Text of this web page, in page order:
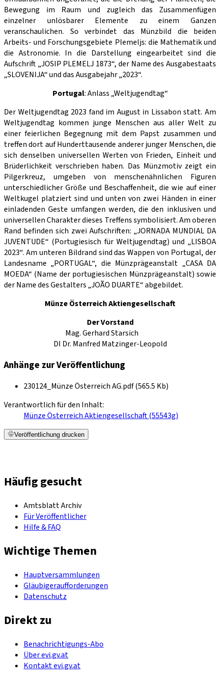
Bewegung im Raum und zugleich das Zusammenfügen
einzelner unlösbarer Elemente zu einem Ganzen
veranschaulichen. So verbindet das Münzbild die beiden
Arbeits- und Forschungsgebiete Plemeljs: die Mathematik und
die Astronomie. In die Darstellung eingearbeitet sind die
Aufschrift „JOSIP PLEMELJ 1873“, der Name des Ausgabestaats
„SLOVENIJA“ und das Ausgabejahr „2023“.
Portugal: Anlass „Weltjugendtag“
Der Weltjugendtag 2023 fand im August in Lissabon statt. Am
Weltjugendtag kommen junge Menschen aus aller Welt zu
einer feierlichen Begegnung mit dem Papst zusammen und
treffen dort auf Hunderttausende anderer junger Menschen, die
sich denselben universellen Werten von Frieden, Einheit und
Brüderlichkeit verschrieben haben. Das Münzmotiv zeigt ein
Pilgerkreuz, umgeben von menschenähnlichen Figuren
unterschiedlicher Größe und Beschaffenheit, die wie auf einer
Weltkugel platziert sind und unten von zwei Händen in einer
einladenden Geste umfangen werden, die den inklusiven und
universellen Charakter dieses Treffens symbolisiert. Am oberen
Rand befinden sich zwei Aufschriften: „JORNADA MUNDIAL DA
JUVENTUDE“ (Portugiesisch für Weltjugendtag) und „LISBOA
2023“. Am unteren Bildrand sind das Wappen von Portugal, der
Landesname „PORTUGAL“, die Münzprägeanstalt „CASA DA
MOEDA“ (Name der portugiesischen Münzprägeanstalt) sowie
der Name des Gestalters „JOÃO DUARTE“ abgebildet.
Münze Österreich Aktiengesellschaft
Der Vorstand
Mag. Gerhard Starsich
DI Dr. Manfred Matzinger-Leopold
Anhänge zur Veröffentlichung
230124_Münze Österreich AG.pdf (565.5 Kb)
Verantwortlich für den Inhalt:
Münze Österreich Aktiengesellschaft (55543g)
Veröffentlichung drucken
Häufig gesucht
Amtsblatt Archiv
Für Veröffentlicher
Hilfe & FAQ
Wichtige Themen
Hauptversammlungen
Gläubigeraufforderungen
Datenschutz
Direkt zu
Benachrichtigungs-Abo
Über evi.gv.at
Kontakt evi.gv.at